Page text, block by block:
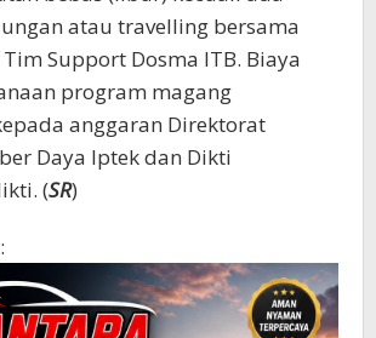
atau travelling bersama
Support Dosma ITB. Biaya
program magang
anggaran Direktorat
Daya Iptek dan Dikti
(SR)